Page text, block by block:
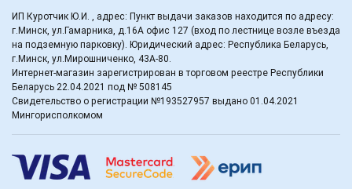
ИП Куротчик Ю.И. , адрес: Пункт выдачи заказов находится по адресу:
г.Минск, ул.Гамарника, д.16А офис 127 (вход по лестнице возле въезда
на подземную парковку). Юридический адрес: Республика Беларусь,
г.Минск, ул.Мирошниченко, 43А-80.
Интернет-магазин зарегистрирован в торговом реестре Республики
Беларусь 22.04.2021 под № 508145
Свидетельство о регистрации №193527957 выдано 01.04.2021
Мингорисполкомом